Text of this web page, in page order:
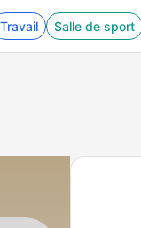
Travail Salle de sport